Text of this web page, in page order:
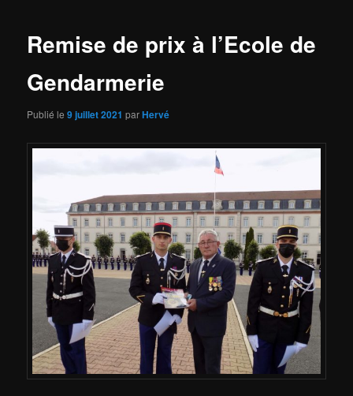
Remise de prix à l’Ecole de
Gendarmerie
Publié le9 juillet 2021 parHervé